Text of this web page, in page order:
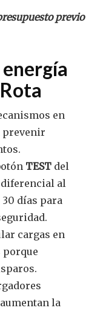
previo
en
prevenir
TEST del
al
30 días para
cargas en
porque
la